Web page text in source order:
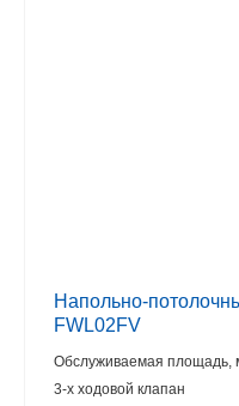
Напольно-
FWL02FV
Обслуживаемая площадь,
3-х ходовой клапан